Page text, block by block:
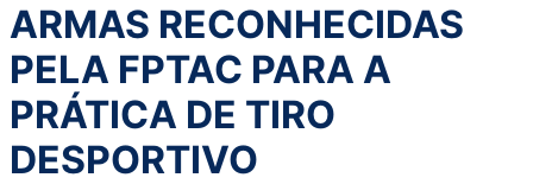
ARMAS RECONHECIDAS
PELA FPTAC PARA A
PRÁTICA DE TIRO
DESPORTIVO